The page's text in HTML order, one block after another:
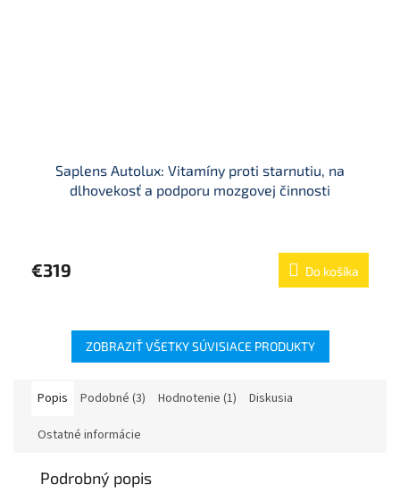
Saplens Autolux: Vitamíny proti starnutiu, na
dlhovekosť a podporu mozgovej činnosti
produktu
je
hviezdičiek.
€319 Do košíka
ZOBRAZIŤ VŠETKY SÚVISIACE PRODUKTY
Popis Podobné (3) Hodnotenie (1) Diskusia
Ostatné informácie
Podrobný popis